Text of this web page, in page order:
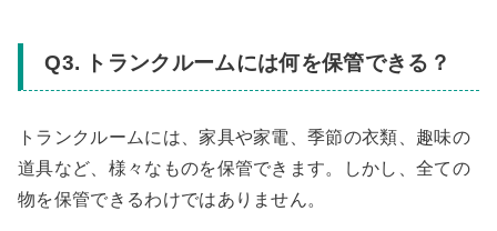
Q3. トランクルームには何を保管できる？
トランクルームには、家具や家電、季節の衣類、趣味の
道具など、様々なものを保管できます。しかし、全ての
物を保管できるわけではありません。